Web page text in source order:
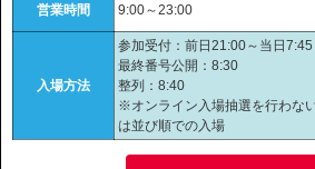
営業時間 9:00～23:00
入場方法
参加受付：前日21:00～当日7:45
最終番号公開：8:30
整列：8:40
※オンライン入場抽選を行わな
は並び順での入場